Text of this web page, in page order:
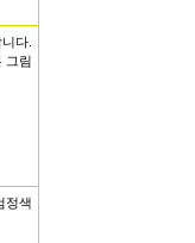
다.
그림
정색